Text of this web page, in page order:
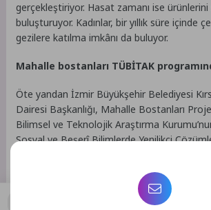
gerçekleştiriyor. Hasat zamanı ise
buluşturuyor. Kadınlar, bir yıllık süre içinde
gezilere katılma imkânı da buluyor.
Mahalle bostanları TÜBİTAK
Öte yandan İzmir Büyükşehir Belediyesi
Dairesi Başkanlığı, Mahalle Bostanları
Bilimsel ve Teknolojik Araştırma
Sosyal ve Beşerî Bilimlerde Yenilikçi
mekânsal ve çevresel sürdürülebilirliğini
yürütülecek çalışma kapsamında,
örnekleminde sosyal yaşam döngüsü analizi